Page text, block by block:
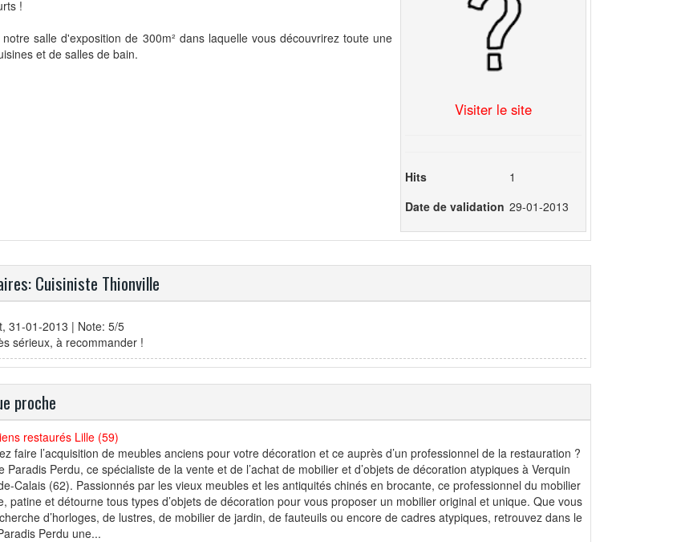
!
salle d'exposition de 300m² dans laquelle vous découvrirez toute une
et de salles de bain.
Visiter le site
Hits
1
Date de validation 29-01-2013
Cuisiniste Thionville
31-01-2013 | Note: 5/5
sérieux, à recommander !
proche
restaurés Lille (59)
faire l’acquisition de meubles anciens pour votre décoration et ce auprès d’un professionnel de la restauration ?
Paradis Perdu, ce spécialiste de la vente et de l’achat de mobilier et d’objets de décoration atypiques à Verquin
Calais (62). Passionnés par les vieux meubles et les antiquités chinés en brocante, ce professionnel du mobilier
patine et détourne tous types d’objets de décoration pour vous proposer un mobilier original et unique. Que vous
d’horloges, de lustres, de mobilier de jardin, de fauteuils ou encore de cadres atypiques, retrouvez dans le
Perdu une...